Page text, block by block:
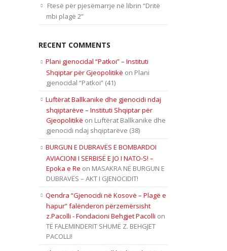
Ftesë për pjesëmarrje në librin “Dritë
mbi plagë 2”
RECENT COMMENTS
Plani gjenocidal “Patkoi” – Instituti
Shqiptar për Gjeopolitikë on Plani
gjenocidal “Patkoi” (41)
Luftërat Ballkanike dhe gjenocidi ndaj
shqiptarëve – Instituti Shqiptar për
Gjeopolitikë on Luftërat Ballkanike dhe
gjenocidi ndaj shqiptarëve (38)
BURGUN E DUBRAVËS E BOMBARDOI
AVIACIONI I SERBISË E JO I NATO-S! –
Epoka e Re on MASAKRA NË BURGUN E
DUBRAVËS – AKT I GJENOCIDIT!
Qendra “Gjenocidi në Kosovë – Plagë e
hapur” falënderon përzemërsisht
z.Pacolli - Fondacioni Behgjet Pacolli on
TË FALEMINDERIT SHUMË Z. BEHGJET
PACOLLI!